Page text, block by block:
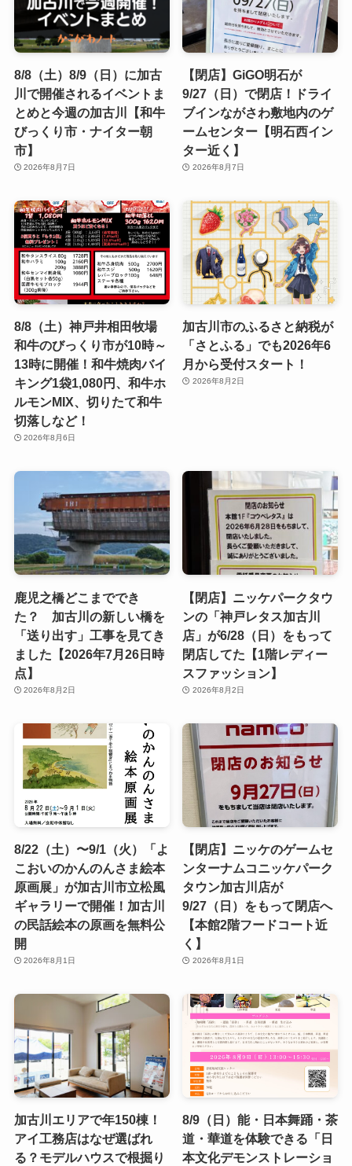
8/8（土）8/9（日）に加古
川で開催されるイベントま
とめと今週の加古川【和牛
びっくり市・ナイター朝
市】
2026年8月7日
【閉店】GiGO明石が
9/27（日）で閉店！ドライ
ブインながさわ敷地内のゲ
ームセンター【明石西イン
ター近く】
2026年8月7日
8/8（土）神戸井相田牧場
和牛のびっくり市が10時～
13時に開催！和牛焼肉バイ
キング1袋1,080円、和牛ホ
ルモンMIX、切りたて和牛
切落しなど！
2026年8月6日
加古川市のふるさと納税が
「さとふる」でも2026年6
月から受付スタート！
2026年8月2日
鹿児之橋どこまででき
た？ 加古川の新しい橋を
「送り出す」工事を見てき
ました【2026年7月26日時
点】
2026年8月2日
【閉店】ニッケパークタウ
ンの「神戸レタス加古川
店」が6/28（日）をもって
閉店してた【1階レディー
スファッション】
2026年8月2日
8/22（土）〜9/1（火）「よ
こおいのかんのんさま絵本
原画展」が加古川市立松風
ギャラリーで開催！加古川
の民話絵本の原画を無料公
開
2026年8月1日
【閉店】ニッケのゲームセ
ンターナムコニッケパーク
タウン加古川店が
9/27（日）をもって閉店へ
【本館2階フードコート近
く】
2026年8月1日
加古川エリアで年150棟！
アイ工務店はなぜ選ばれ
る？モデルハウスで根掘り
8/9（日）能・日本舞踊・茶
道・華道を体験できる「日
本文化デモンストレーショ